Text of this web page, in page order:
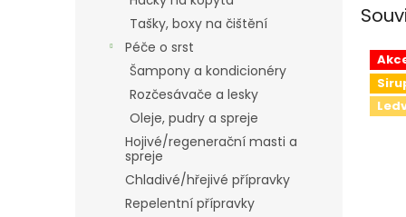
Tašky, boxy na čištění
Péče o srst
Šampony a kondicionéry
Rozčesávače a lesky
Oleje, pudry a spreje
Hojivé/regenerační masti a
spreje
Chladivé/hřejivé přípravky
Repelentní přípravky